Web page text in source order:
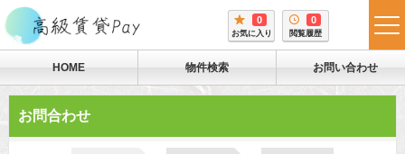
0
お気に入り
0
閲覧履歴
HOME 物件検索 お問い合わせ
お問合わせ